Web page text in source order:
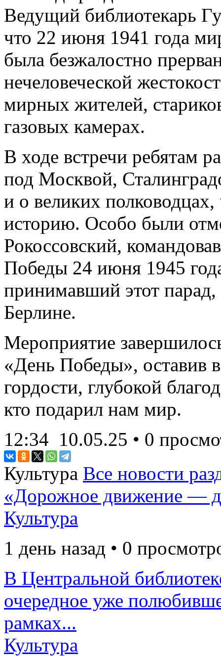
Ведущий библиотекарь
что 22 июня 1941 года
была безжалостно
нечеловеческой
мирных жителей,
газовых камерах.
В ходе встречи ребятам
под Москвой,
и о великих
историю. Особо были
Рокоссовский,
Победы 24 июня 1945
принимавший этот
Берлине.
Мероприятие
«День Победы», оставив
гордости, глубокой
кто подарил нам мир.
12:34 10.05.25 • 0
Культура Все новости
«Дорожное движение —
Культура
1 день назад • 0
В Центральной
очередное уже
рамках...
Культура